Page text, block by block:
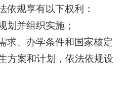
依规享有以下权利：
划并组织实施；
求、办学条件和国家核定
方案和计划，依法依规设